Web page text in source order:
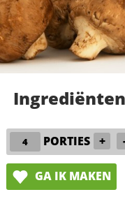
Ingrediënten
PORTIES +
GA IK MAKEN